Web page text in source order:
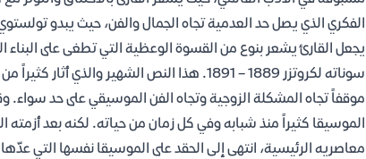
الفكري الذي يصل حد العدمية تجاه الجمال والفن، حيث يبدو
يجعل القارئ يشعر بنوع من القسوة الوعظية التي تطغى على
سوناته لكروتزر 1889 – 1891. هذا النص الشهير
موقفاً تجاه المشكلة الزوجية وتجاه الفن الموسيقي على حد سواء.
الموسيقا كثيراً منذ شبابه وفي كل زمان من حياته. لكنه بعد أزمته
معاصريه الرئيسية، انتهى إلى الحقد على الموسيقا نفسها التي